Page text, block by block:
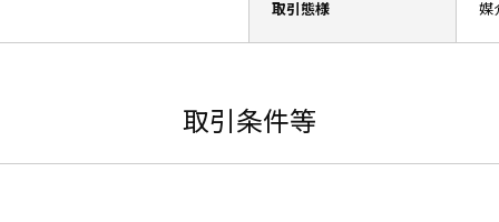
取引態様 媒
取引条件等